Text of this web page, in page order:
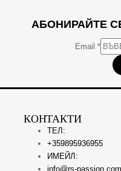
АБОНИРАЙТЕ
Email *
КОНТАКТИ
ТЕЛ:
+359895936955
ИМЕЙЛ:
info@rs-passion.com